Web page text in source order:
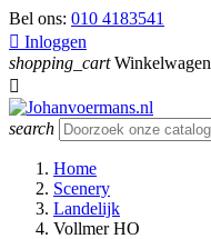
Bel ons: 010 4183541
 Inloggen
shopping_cart Winkelwagen

search
Home
Scenery
Landelijk
Vollmer HO